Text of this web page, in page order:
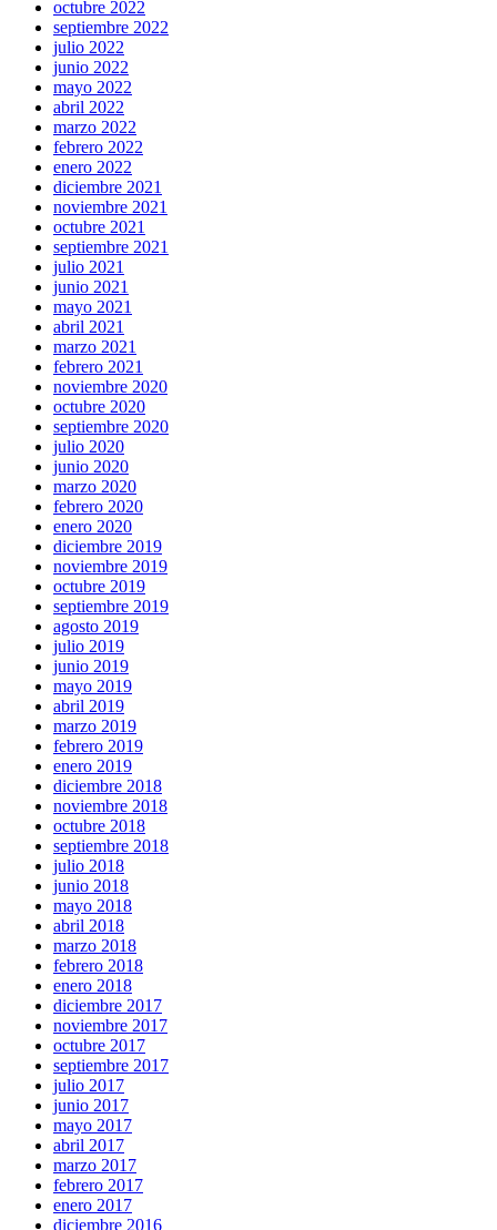
octubre 2022
septiembre 2022
julio 2022
junio 2022
mayo 2022
abril 2022
marzo 2022
febrero 2022
enero 2022
diciembre 2021
noviembre 2021
octubre 2021
septiembre 2021
julio 2021
junio 2021
mayo 2021
abril 2021
marzo 2021
febrero 2021
noviembre 2020
octubre 2020
septiembre 2020
julio 2020
junio 2020
marzo 2020
febrero 2020
enero 2020
diciembre 2019
noviembre 2019
octubre 2019
septiembre 2019
agosto 2019
julio 2019
junio 2019
mayo 2019
abril 2019
marzo 2019
febrero 2019
enero 2019
diciembre 2018
noviembre 2018
octubre 2018
septiembre 2018
julio 2018
junio 2018
mayo 2018
abril 2018
marzo 2018
febrero 2018
enero 2018
diciembre 2017
noviembre 2017
octubre 2017
septiembre 2017
julio 2017
junio 2017
mayo 2017
abril 2017
marzo 2017
febrero 2017
enero 2017
diciembre 2016